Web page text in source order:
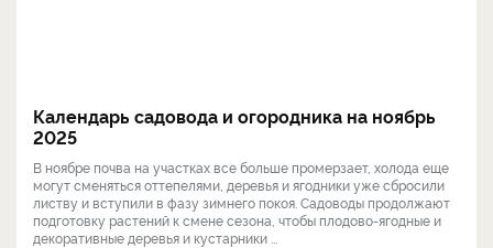
Календарь садовода и огородника на ноябрь
2025
В ноябре почва на участках все больше промерзает, холода еще
могут сменяться оттепелями, деревья и ягодники уже сбросили
листву и вступили в фазу зимнего покоя. Садоводы продолжают
подготовку растений к смене сезона, чтобы плодово-ягодные и
декоративные деревья и кустарники ...